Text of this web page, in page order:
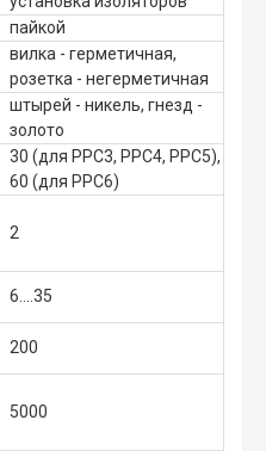
пайкой
вилка - герметичная,
розетка - негерметичная
штырей - никель, гнезд -
золото
30 (для РРС3, РРС4, РРС5),
60 (для РРС6)
2
6....35
200
5000